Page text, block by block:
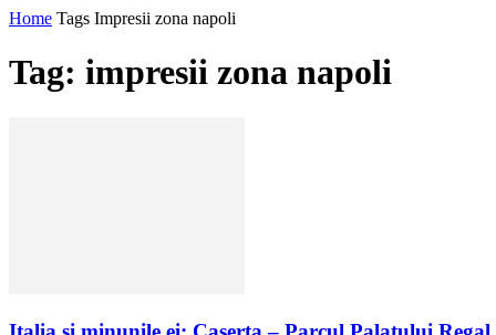
Home Tags Impresii zona napoli
Tag: impresii zona napoli